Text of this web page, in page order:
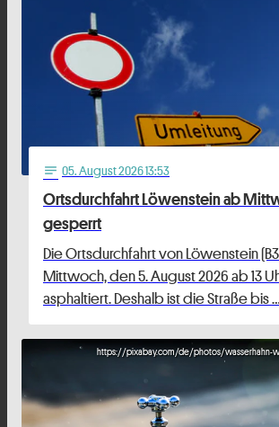
notes 05. August 2026 13:53
Ortsdurchfahrt Löwenstein ab
gesperrt
Die Ortsdurchfahrt von Löwenstein
Mittwoch, den 5. August 2026 ab 13
asphaltiert. Deshalb ist die Straße bis …
https://pixabay.com/de/photos/wasserhahn-